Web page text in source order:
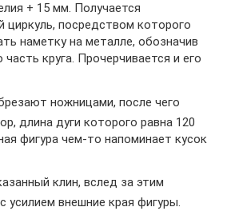
+ 15 мм. Получается
циркуль, посредством которого
наметку на металле, обозначив
круга. Прочерчивается и его
ножницами, после чего
длина дуги которого равна 120
фигура чем-то напоминает кусок
клин, вслед за этим
внешние края фигуры.